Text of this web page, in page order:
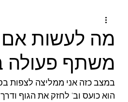
מה לעשות אם
משתף פעולה
במצב כזה אני ממליצה לצפות
הוא כועס וב' לחזק את הגוף